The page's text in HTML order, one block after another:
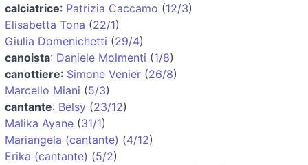
calciatrice: Patrizia Caccamo (12/3)
Elisabetta Tona (22/1)
Giulia Domenichetti (29/4)
canoista: Daniele Molmenti (1/8)
canottiere: Simone Venier (26/8)
Marcello Miani (5/3)
cantante: Belsy (23/12)
Malika Ayane (31/1)
Mariangela (cantante) (4/12)
Erika (cantante) (5/2)